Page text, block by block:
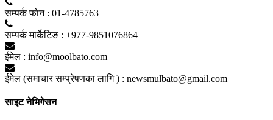
सम्पर्क फाेन : 01-4785763
सम्पर्क मार्केटिङ : +977-9851076864
ईमेल : info@moolbato.com
ईमेल (समाचार सम्प्रेषणका लागि ) : newsmulbato@gmail.com
साइट नेभिगेसन